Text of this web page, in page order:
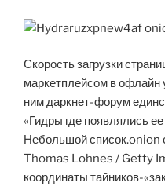
Скорость загрузки
маркетплейсом в
ним даркнет-форум
«Гидры где появлялись
Небольшой список.onion
Thomas Lohnes / Getty
координаты тайников-